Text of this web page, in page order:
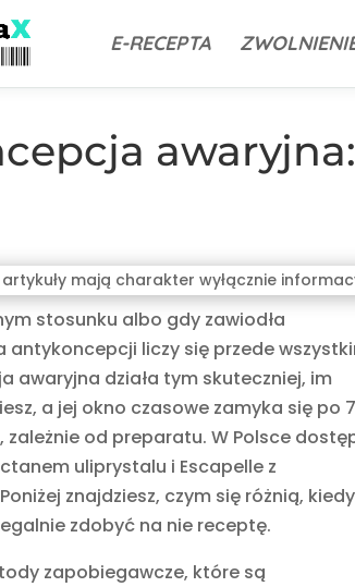
E-RECEPTA
mają charakter wyłącznie
stosunku albo gdy zawiodła
liczy się przede
awaryjna działa tym skuteczniej, im
a jej okno czasowe zamyka się po
zależnie od preparatu. W Polsce
uliprystalu i Escapelle z
znajdziesz, czym się różnią, kiedy
zdobyć na nie receptę.
zapobiegawcze, które są